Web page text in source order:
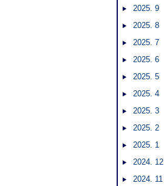
2025. 9
2025. 8
2025. 7
2025. 6
2025. 5
2025. 4
2025. 3
2025. 2
2025. 1
2024. 12
2024. 11